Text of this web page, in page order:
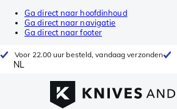
Ga direct naar hoofdinhoud
Ga direct naar navigatie
Ga direct naar footer
Voor 22.00 uur besteld, vandaag verzonden
NL